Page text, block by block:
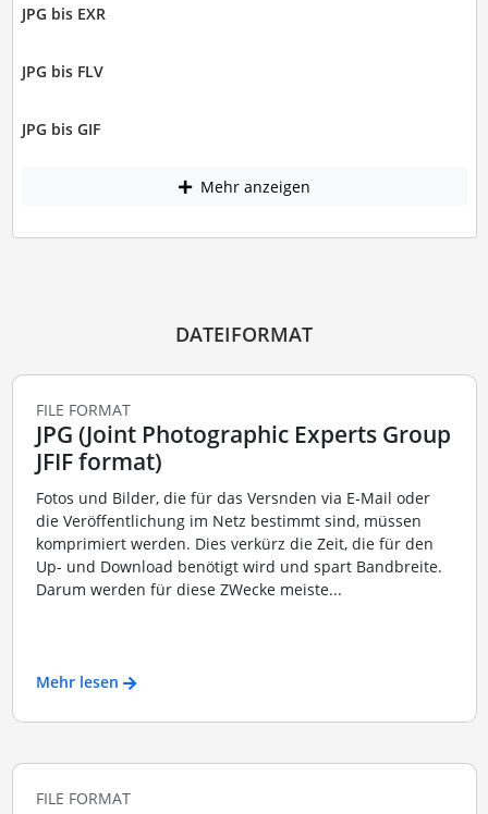
JPG bis EXR
JPG bis FLV
JPG bis GIF
Mehr anzeigen
DATEIFORMAT
FILE FORMAT
JPG (Joint Photographic Experts Group
JFIF format)
Fotos und Bilder, die für das Versnden via E-Mail oder
die Veröffentlichung im Netz bestimmt sind, müssen
komprimiert werden. Dies verkürz die Zeit, die für den
Up- und Download benötigt wird und spart Bandbreite.
Darum werden für diese ZWecke meiste...
Mehr lesen
FILE FORMAT